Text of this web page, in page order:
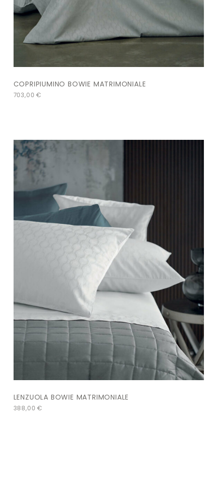
COPRIPIUMINO BOWIE MATRIMONIALE
703,00€
LENZUOLA BOWIE MATRIMONIALE
388,00€